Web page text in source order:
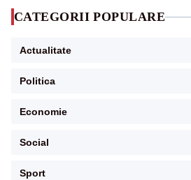
CATEGORII POPULARE
Actualitate
Politica
Economie
Social
Sport